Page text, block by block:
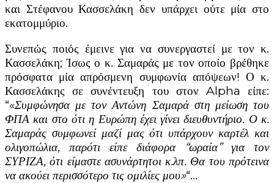
και Στέφανου Κασσελάκη δεν υπάρχει ούτε μία στο
εκατομμύριο.
Συνεπώς ποιός έμεινε για να συνεργαστεί με τον κ.
Κασσελάκη; Ίσως ο κ. Σαμαράς με τον οποίο βρέθηκε
πρόσφατα μία απρόσμενη συμφωνία απόψεων! Ο κ.
Κασσελάκης σε συνέντευξη του στον Alpha είπε:
“«Συμφώνησα με τον Αντώνη Σαμαρά στη μείωση του
ΦΠΑ και στο ότι η Ευρώπη έχει γίνει διευθυντήριο. Ο κ.
Σαμαράς συμφωνεί μαζί μας ότι υπάρχουν καρτέλ και
ολιγοπώλια, παρότι είπε διάφορα “ωραία” για τον
ΣΥΡΙΖΑ, ότι είμαστε ασυνάρτητοι κ.λπ. Θα του πρότεινα
να ακούει περισσότερο τις ομιλίες μου»“…